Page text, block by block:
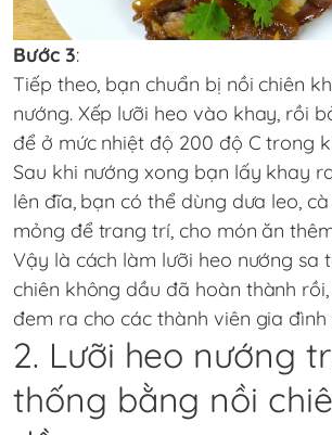
Bước 3:
Tiếp theo, bạn chuẩn bị nồi chiên
nướng. Xếp lưỡi heo vào khay, rồi
để ở mức nhiệt độ 200 độ C trong
Sau khi nướng xong bạn lấy khay
lên đĩa, bạn có thể dùng dưa leo,
mỏng để trang trí, cho món ăn
Vậy là cách làm lưỡi heo nướng sa
chiên không dầu đã hoàn thành
đem ra cho các thành viên gia đình
2. Lưỡi heo nướng
thống bằng nồi